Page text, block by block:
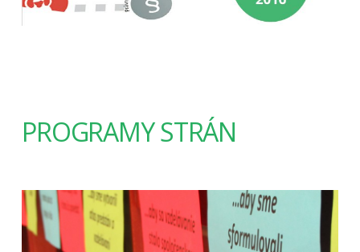
PROGRAMY STRÁN